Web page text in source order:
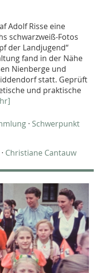
Adolf Risse eine
schwarzweiß-Fotos
der Landjugend“
fand in der Nähe
Nienberge und
statt. Geprüft
und praktische
· Schwerpunkt
· Christiane Cantauw